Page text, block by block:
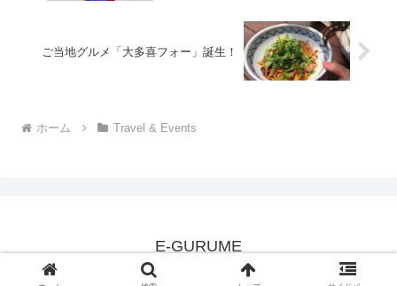
ご当地グルメ「大多喜フォー」誕生！
ホーム Travel & Events
E-GURUME
© 2008 E-GURUME.